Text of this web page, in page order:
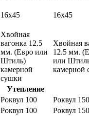
16х45 16х45
Хвойная
вагонка 12.5
мм. (Евро или
Штиль)
камерной
сушки
Хвойная
12.5 мм.
или
камерной
Утепление
Роквул 100
Роквул 150
Роквул 100
Роквул 150